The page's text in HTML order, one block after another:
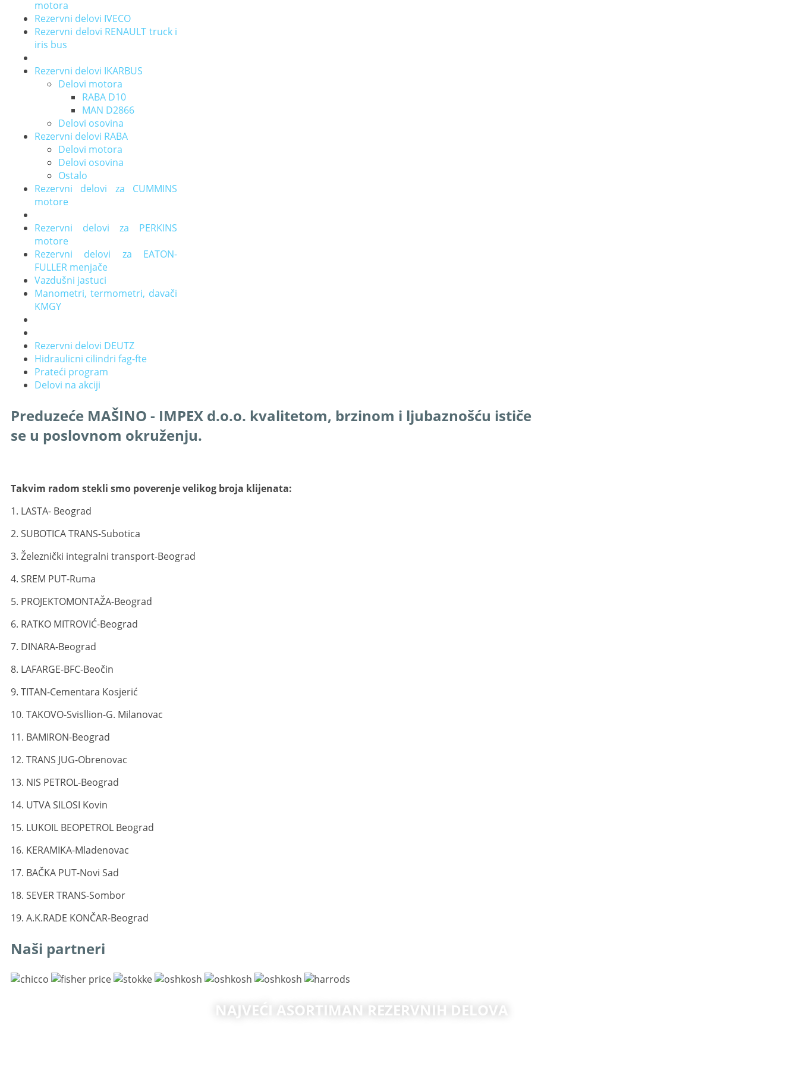
motora
Rezervni delovi IVECO
Rezervni delovi RENAULT truck i
iris bus
Rezervni delovi IKARBUS
Delovi motora
RABA D10
MAN D2866
Delovi osovina
Rezervni delovi RABA
Delovi motora
Delovi osovina
Ostalo
Rezervni delovi za CUMMINS
motore
Rezervni delovi za PERKINS
motore
Rezervni delovi za EATON-
FULLER menjače
Vazdušni jastuci
Manometri, termometri, davači
KMGY
Rezervni delovi DEUTZ
Hidraulicni cilindri fag-fte
Prateći program
Delovi na akciji
Preduzeće MAŠINO - IMPEX d.o.o. kvalitetom, brzinom i ljubaznošću ističe
se u poslovnom okruženju.
Takvim radom stekli smo poverenje velikog broja klijenata:
1. LASTA- Beograd
2. SUBOTICA TRANS-Subotica
3. Železnički integralni transport-Beograd
4. SREM PUT-Ruma
5. PROJEKTOMONTAŽA-Beograd
6. RATKO MITROVIĆ-Beograd
7. DINARA-Beograd
8. LAFARGE-BFC-Beočin
9. TITAN-Cementara Kosjerić
10. TAKOVO-Svisllion-G. Milanovac
11. BAMIRON-Beograd
12. TRANS JUG-Obrenovac
13. NIS PETROL-Beograd
14. UTVA SILOSI Kovin
15. LUKOIL BEOPETROL Beograd
16. KERAMIKA-Mladenovac
17. BAČKA PUT-Novi Sad
18. SEVER TRANS-Sombor
19. A.K.RADE KONČAR-Beograd
Naši partneri
NAJVEĆI ASORTIMAN REZERVNIH DELOVA